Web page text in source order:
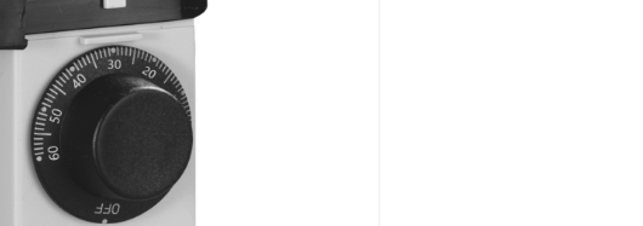
Montaje empotrado